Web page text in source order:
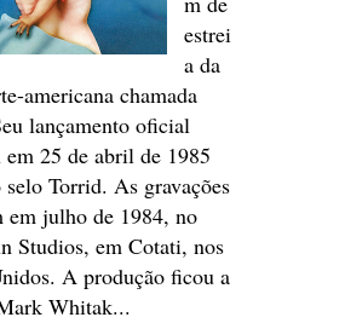
estrei
a da
americana chamada
lançamento oficial
em 25 de abril de 1985
selo Torrid. As gravações
em julho de 1984, no
Studios, em Cotati, nos
A produção ficou a
Whitak...